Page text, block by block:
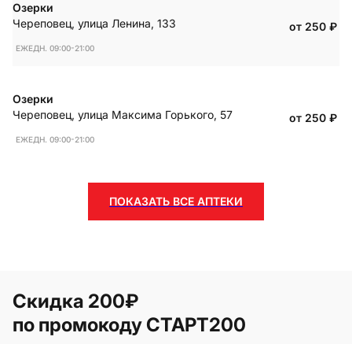
Озерки
Череповец, улица Ленина, 133
ЕЖЕДН. 09:00-21:00
от 250₽
Озерки
Череповец, улица Максима Горького, 57
ЕЖЕДН. 09:00-21:00
от 250₽
ПОКАЗАТЬ ВСЕ АПТЕКИ
Скидка 200₽
по промокоду СТАРТ200